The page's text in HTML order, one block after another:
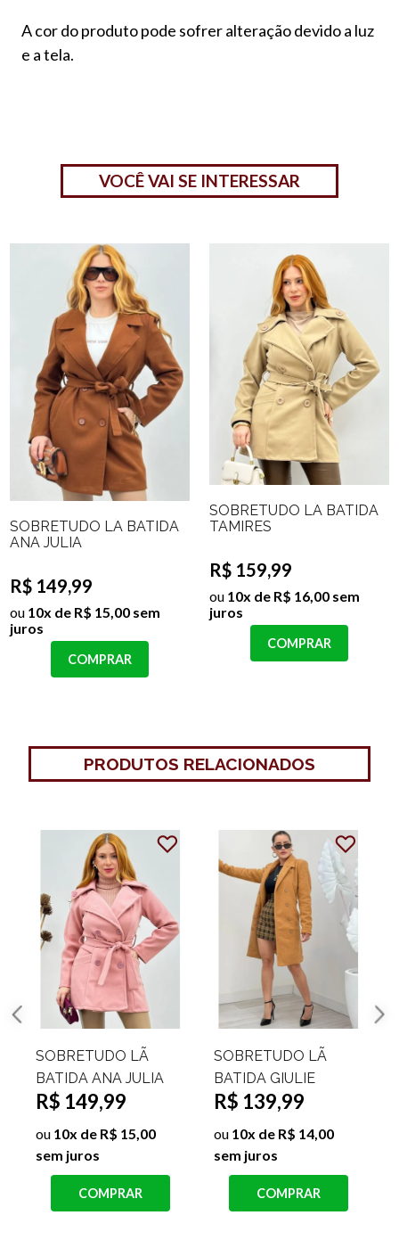
A cor do produto pode sofrer alteração devido a luz
e a tela.
VOCÊ VAI SE INTERESSAR
SOBRETUDO LÃ BATIDA
ANA JULIA
R$ 149,99
ou 10x de R$ 15,00 sem
juros
COMPRAR
SOBRETUDO LÃ BATIDA
TAMIRES
R$ 159,99
ou 10x de R$ 16,00 sem
juros
COMPRAR
PRODUTOS RELACIONADOS
SOBRETUDO LÃ
BATIDA ANA JULIA
R$ 149,99
ou 10x de R$ 15,00
sem juros
COMPRAR
SOBRETUDO LÃ
BATIDA GIULIE
R$ 139,99
ou 10x de R$ 14,00
sem juros
COMPRAR